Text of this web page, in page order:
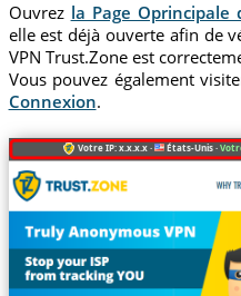
Ouvrez la Page Oprincipale
elle est déjà ouverte afin de
VPN Trust.Zone est
Vous pouvez également
Connexion.
Votre IP: x.x.x.x · États-Unis ·